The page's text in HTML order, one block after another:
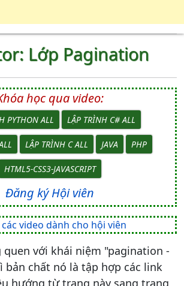
Lớp Pagination
học qua video:
PYTHON ALL LẬP TRÌNH C# ALL
LẬP TRÌNH C ALL JAVA PHP
HTML5-CSS3-JAVASCRIPT
Đăng ký Hội viên
các video dành cho hội viên
quen với khái niệm "pagination -
bản chất nó là tập hợp các link
hướng từ trang này sang trang